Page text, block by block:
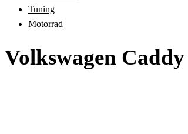
Tuning
Motorrad
Volkswagen